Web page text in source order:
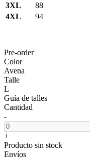
3XL
88
4XL
94
Pre-order
Color
Avena
Talle
L
Guía de talles
Cantidad
-
+
Producto sin stock
Envíos